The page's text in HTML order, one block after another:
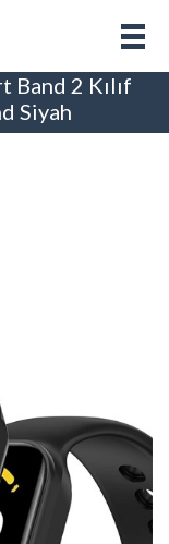
Band 2 Kılıf
Siyah